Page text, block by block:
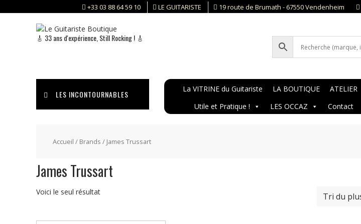
to
+33 03 88 64 59 10 LE GUITARISTE 19 route de Brumath - 67550 Vendenheim
🎸 33 ans d'expérience, Still Rocking ! 🎸
LES INCONTOURNABLES
La VITRINE du Guitariste LA BOUTIQUE ATELIER
Utile et Pratique !
LES OCCAZ Contact
Accueil / Brands / James Trussart
James Trussart
Voici le seul résultat